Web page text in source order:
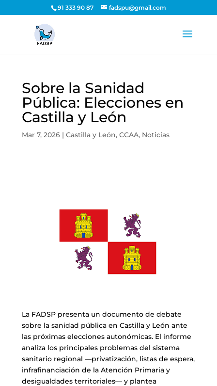
91 333 90 87 fadspu@gmail.com
Sobre la Sanidad
Pública: Elecciones en
Castilla y León
Mar 7, 2026| Castilla y León, CCAA, Noticias
La FADSP presenta un documento de debate
sobre la sanidad pública en Castilla y León ante
las próximas elecciones autonómicas. El informe
analiza los principales problemas del sistema
sanitario regional —privatización, listas de espera,
infrafinanciación de la Atención Primaria y
desigualdades territoriales— y plantea